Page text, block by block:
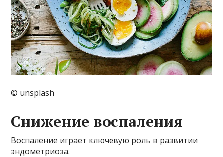
© unsplash
Снижение воспаления
Воспаление играет ключевую роль в развитии
эндометриоза.